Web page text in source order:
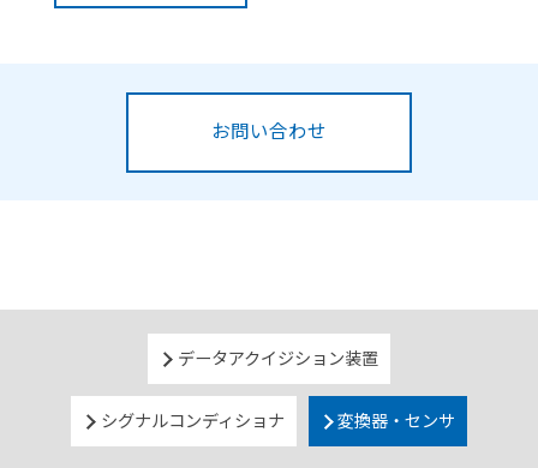
お問い合わせ
データアクイジション装置
シグナルコンディショナ 変換器・センサ